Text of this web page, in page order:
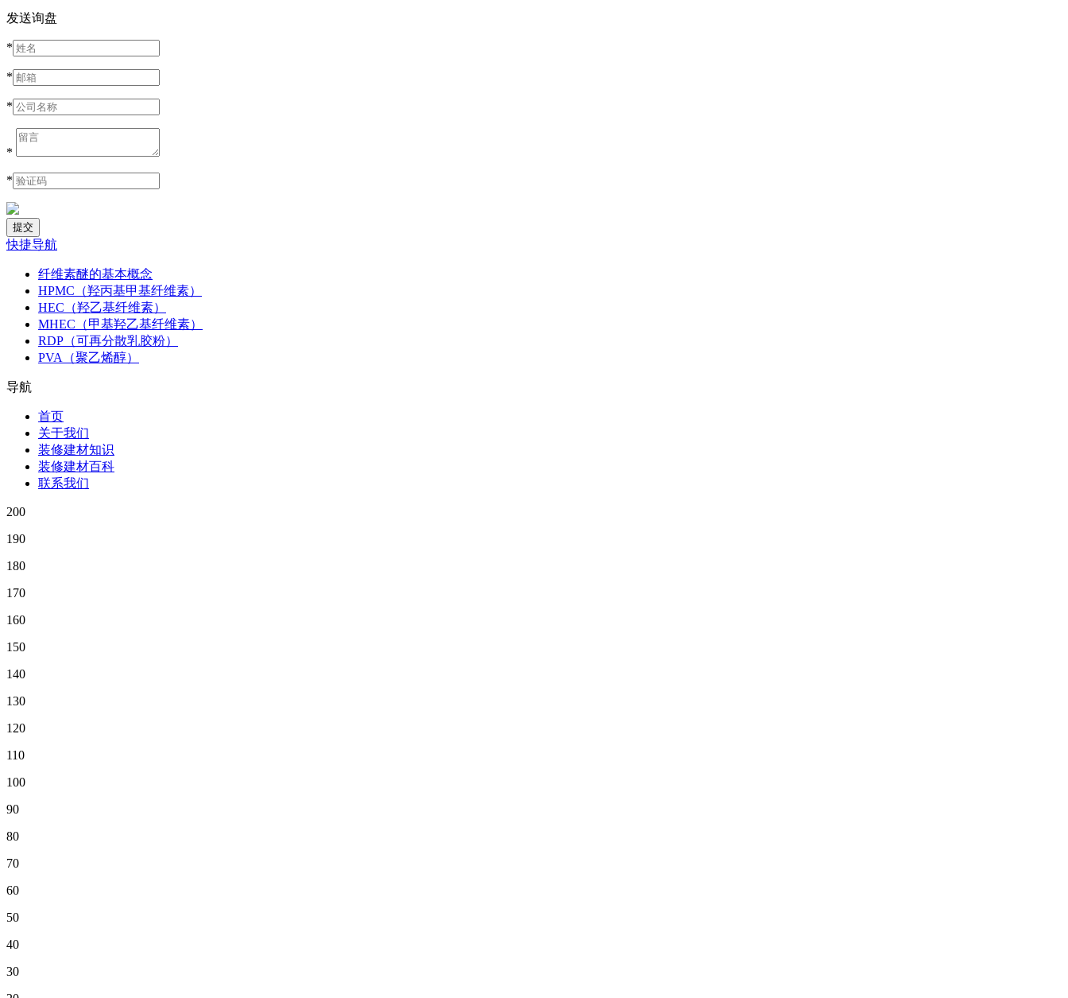
发送询盘
*
*
*
*
*
快捷导航
纤维素醚的基本概念
HPMC（羟丙基甲基纤维素）
HEC（羟乙基纤维素）
MHEC（甲基羟乙基纤维素）
RDP（可再分散乳胶粉）
PVA（聚乙烯醇）
导航
首页
关于我们
装修建材知识
装修建材百科
联系我们
200
190
180
170
160
150
140
130
120
110
100
90
80
70
60
50
40
30